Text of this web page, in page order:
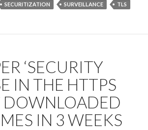
SECURITIZATION SURVEILLANCE TLS
‘SECURITY
IN THE HTTPS
DOWNLOADED
IN 3 WEEKS